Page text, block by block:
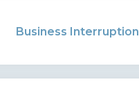
Business Interruption